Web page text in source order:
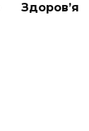
Здоров’я